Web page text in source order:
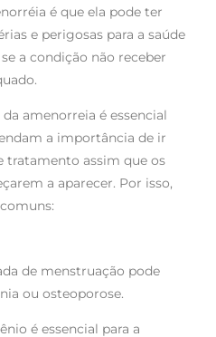
é que ela pode ter
e perigosas para a saúde
a condição não receber
amenorreia é essencial
a importância de ir
tratamento assim que os
a aparecer. Por isso,
de menstruação pode
ou osteoporose.
é essencial para a